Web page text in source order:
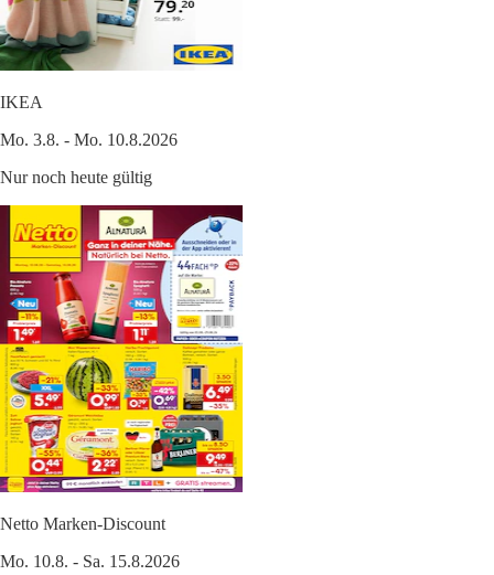
IKEA
Mo. 3.8. - Mo. 10.8.2026
Nur noch heute gültig
Netto Marken-Discount
Mo. 10.8. - Sa. 15.8.2026